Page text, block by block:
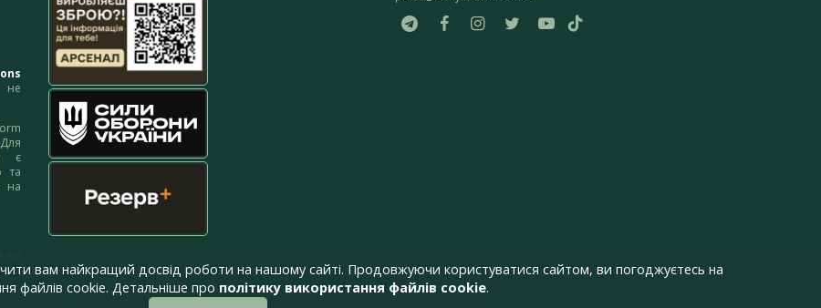
є
та
на
вам найкращий досвід роботи на нашому сайті. Продовжуючи користуватися сайтом, ви погоджуєтесь на
файлів cookie. Детальніше про політику використання файлів cookie.